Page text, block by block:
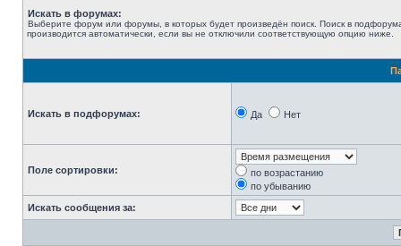
Искать в форумах:
Выберите форум или форумы, в которых будет произведён поиск. Поиск в
производится автоматически, если вы не отключили соответствующую опцию ниже.
Искать в подфорумах: Да Нет
Поле сортировки:
по возрастанию
по убыванию
Искать сообщения за: